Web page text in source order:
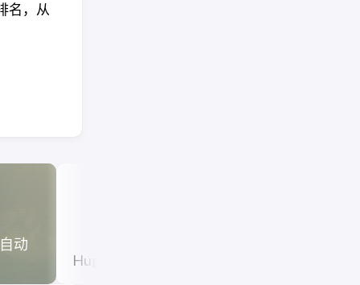
名，从
动
Hugo Stack 主题美化